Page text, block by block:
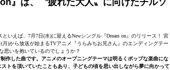
いえば、7月7日(水)に迎えるNewシングル『Dream on』のリリース！ 宮
)から放送が始まるTVアニメ『うらみちお兄さん』のエンディングテー
思いを抱いているのでしょうか？
作した曲です。アニメのオープニングテーマは明るくポップな楽曲にな
トを頂いていたこともあり、子どもの頃を思い出しながら夢に向かって